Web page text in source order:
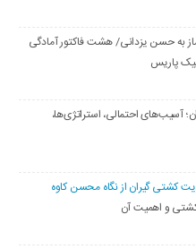
به حسن یزدانی/ هشت فاکتور آمادگی
پاریس
آسیب‌های احتمالی، استراتژی‌ها،
کشتی گیران از نگاه محسن کاوه
و اهمیت آن